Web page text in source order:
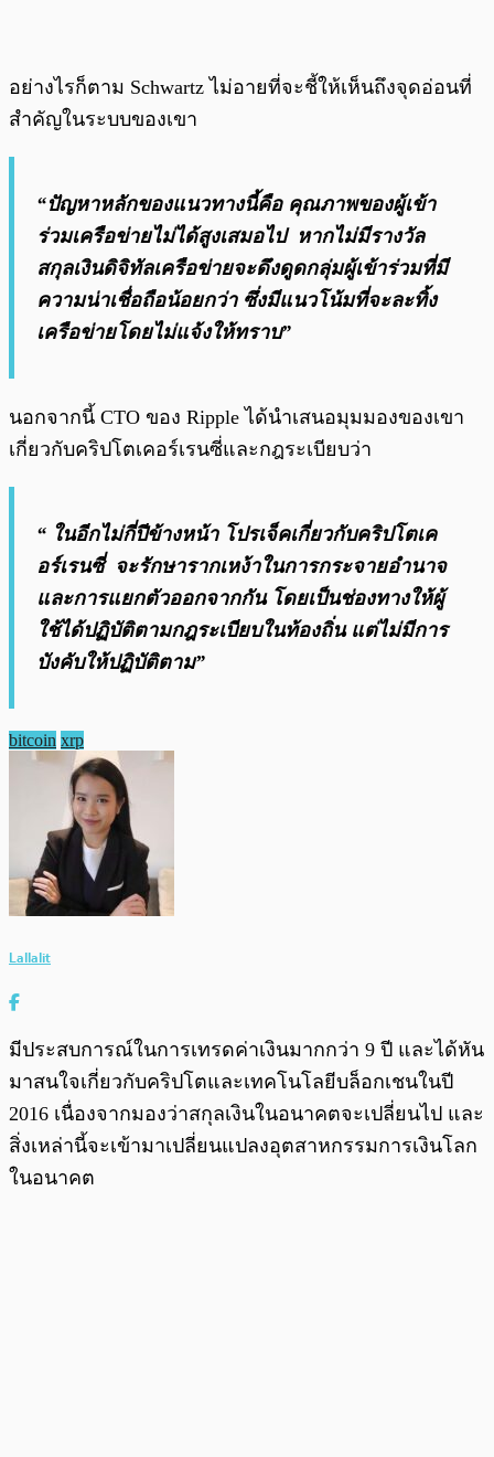
อย่างไรก็ตาม Schwartz ไม่อายที่จะชี้ให้เห็นถึงจุดอ่อนที่
สำคัญในระบบของเขา
“ปัญหาหลักของแนวทางนี้คือ คุณภาพของผู้เข้า
ร่วมเครือข่ายไม่ได้สูงเสมอไป หากไม่มีรางวัล
สกุลเงินดิจิทัลเครือข่ายจะดึงดูดกลุ่มผู้เข้าร่วมที่มี
ความน่าเชื่อถือน้อยกว่า ซึ่งมีแนวโน้มที่จะละทิ้ง
เครือข่ายโดยไม่แจ้งให้ทราบ”
นอกจากนี้ CTO ของ Ripple ได้นำเสนอมุมมองของเขา
เกี่ยวกับคริปโตเคอร์เรนซี่และกฎระเบียบว่า
“ ในอีกไม่กี่ปีข้างหน้า โปรเจ็คเกี่ยวกับคริปโตเค
อร์เรนซี่ จะรักษารากเหง้าในการกระจายอำนาจ
และการแยกตัวออกจากกัน โดยเป็นช่องทางให้ผู้
ใช้ได้ปฏิบัติตามกฎระเบียบในท้องถิ่น แต่ไม่มีการ
บังคับให้ปฏิบัติตาม”
bitcoin xrp
Lallalit
มีประสบการณ์ในการเทรดค่าเงินมากกว่า 9 ปี และได้หัน
มาสนใจเกี่ยวกับคริปโตและเทคโนโลยีบล็อกเชนในปี
2016 เนื่องจากมองว่าสกุลเงินในอนาคตจะเปลี่ยนไป และ
สิ่งเหล่านี้จะเข้ามาเปลี่ยนแปลงอุตสาหกรรมการเงินโลก
ในอนาคต